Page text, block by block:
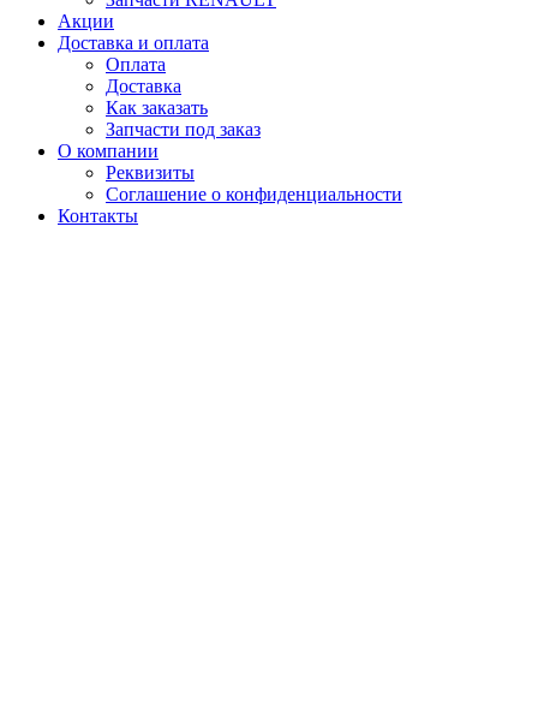
Акции
Доставка и оплата
Оплата
Доставка
Как заказать
Запчасти под заказ
О компании
Реквизиты
Соглашение о конфиденциальности
Контакты